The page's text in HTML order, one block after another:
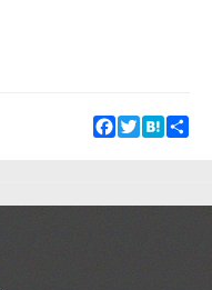
Facebook
TwitterHatena